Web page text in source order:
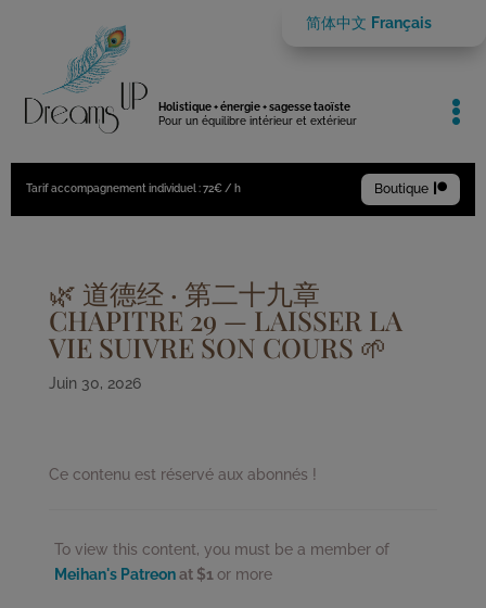
Holistique + énergie + sagesse taoïste
Pour un équilibre intérieur et extérieur

Tarif accompagnement individuel : 72€ / h Boutique 
简体中文 Français
🌿 道德经 · 第二十九章
CHAPITRE 29 — LAISSER LA
VIE SUIVRE SON COURS 🌱
Juin 30, 2026
Ce contenu est réservé aux abonnés !
To view this content, you must be a member of
Meihan's Patreonat $1 or more